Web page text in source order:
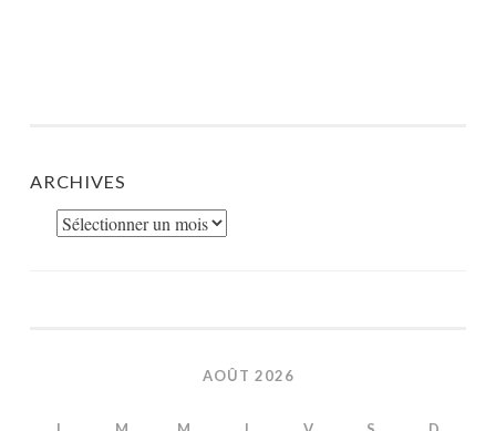
ARCHIVES
Archives
AOÛT 2026